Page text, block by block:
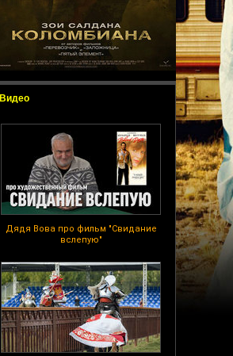
Видео
Дядя Вова про фильм "Свидание
вслепую"